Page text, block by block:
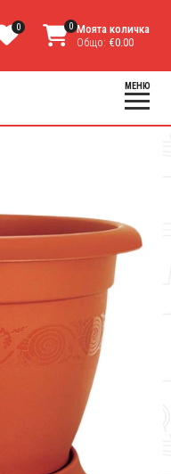
0 0 Моята количка
Общо: €0.00
МЕНЮ